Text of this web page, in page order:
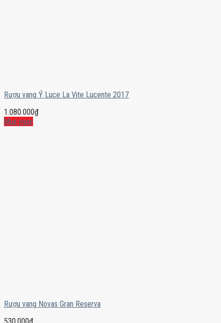
Rượu vang Ý Luce La Vite Lucente 2017
1.080.000₫
Mua ngay
Rượu vang Novas Gran Reserva